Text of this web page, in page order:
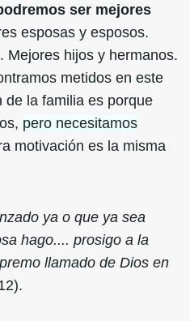
ser mejores
esposas y esposos.
Mejores hijos y hermanos.
metidos en este
de la familia es porque
pero necesitamos
motivación es la misma
ya o que ya sea
hago.... prosigo a la
llamado de Dios en